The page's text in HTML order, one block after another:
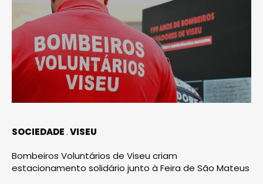
SOCIEDADE VISEU
Bombeiros Voluntários de Viseu criam
estacionamento solidário junto à Feira de São Mateus